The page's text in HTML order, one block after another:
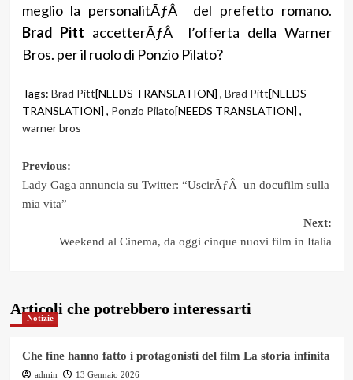
meglio la personalitÃƒÂ del prefetto romano.
Brad Pitt accetterÃƒÂ l’offerta della Warner
Bros. per il ruolo di Ponzio Pilato?
Tags: Brad Pitt[NEEDS TRANSLATION] , Brad Pitt[NEEDS
TRANSLATION] , Ponzio Pilato[NEEDS TRANSLATION] ,
warner bros
Post
navigation
Previous:
Lady Gaga annuncia su Twitter: “UscirÃƒÂ un docufilm sulla
mia vita”
Next:
Weekend al Cinema, da oggi cinque nuovi film in Italia
Articoli che potrebbero interessarti
Notizie
Che fine hanno fatto i protagonisti del film La storia infinita
admin
13 Gennaio 2026